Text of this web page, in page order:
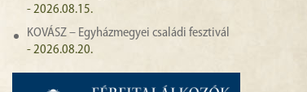
- 2026.08.15.
KOVÁSZ – Egyházmegyei családi fesztivál
- 2026.08.20.